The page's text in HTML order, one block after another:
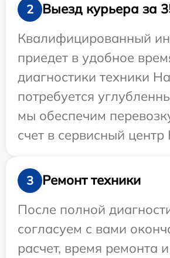
2
Выезд курьера за
Квалифицированный
приедет в удобное
диагностики техники
потребуется
мы обеспечим
счет в сервисный центр
3
Ремонт техники
После полной
согласуем с вами
расчет, время ремонта